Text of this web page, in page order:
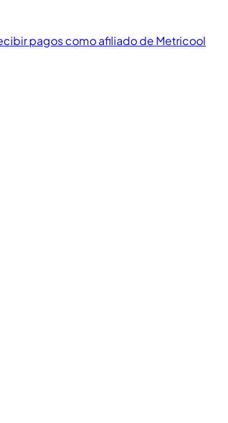
pagos como afiliado de Metricool